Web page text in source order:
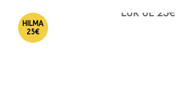
47€.
HILMA
25€
EUR UE 25€